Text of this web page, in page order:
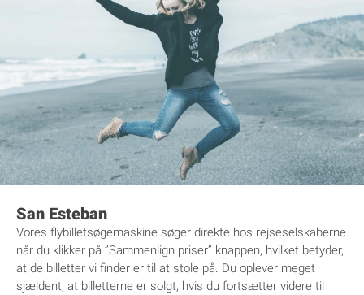
San Esteban
Vores flybilletsøgemaskine søger direkte hos rejseselskaberne
når du klikker på ”Sammenlign priser” knappen, hvilket betyder,
at de billetter vi finder er til at stole på. Du oplever meget
sjældent, at billetterne er solgt, hvis du fortsætter videre til